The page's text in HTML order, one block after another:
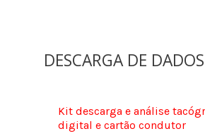
DESCARGA DE DADOS
Kit descarga e análise
digital e cartão condutor